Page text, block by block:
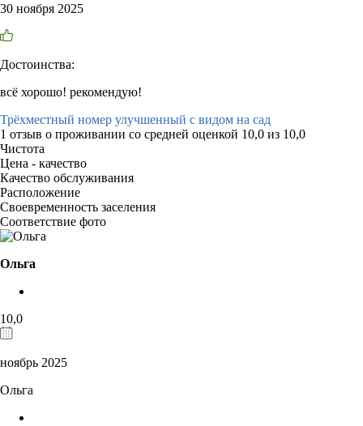
30 ноября 2025
Достоинства:
всё хорошо! рекомендую!
Трёхместный номер улучшенный с видом на сад
1 отзыв о проживании со средней оценкой 10,0 из 10,0
Чистота
Цена - качество
Качество обслуживания
Расположение
Своевременность заселения
Соответствие фото
Ольга
10,0
ноябрь 2025
Ольга